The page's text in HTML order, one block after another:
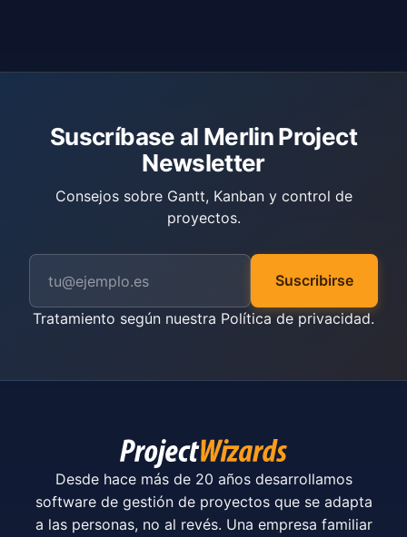
Suscríbase al Merlin Project
Newsletter
Consejos sobre Gantt, Kanban y control de
proyectos.
Suscribirse
Tratamiento según nuestra Política de privacidad.
Desde hace más de 20 años desarrollamos
software de gestión de proyectos que se adapta
a las personas, no al revés. Una empresa familiar